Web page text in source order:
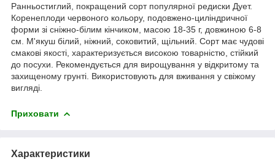
Ранньостиглий, покращений сорт популярної редиски Дует.
Коренеплоди червоного кольору, подовжено-циліндричної
форми зі сніжно-білим кінчиком, масою 18-35 г, довжиною 6-8
см. М'якуш білий, ніжний, соковитий, щільний. Сорт має чудові
смакові якості, характеризується високою товарністю, стійкий
до посухи. Рекомендується для вирощування у відкритому та
захищеному грунті. Використовують для вживання у свіжому
вигляді.
Приховати
Характеристики